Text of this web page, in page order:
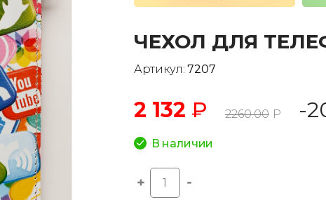
ЧЕХОЛ ДЛЯ
Артикул: 7207
2 132 ₽ 2260.00 Р -
В наличии